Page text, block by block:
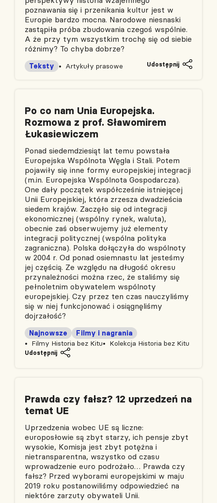
poznawania się i przenikania kultur jest w
Europie bardzo mocna. Narodowe niesnaski
zastąpiła próba zbudowania czegoś wspólnie.
A że przy tym wszystkim trochę się od siebie
różnimy? To chyba dobrze?
Teksty Artykuły prasowe Udostępnij
Po co nam Unia Europejska.
Rozmowa z prof. Sławomirem
Łukasiewiczem
Ponad siedemdziesiąt lat temu powstała
Europejska Wspólnota Węgla i Stali. Potem
pojawiły się inne formy europejskiej integracji
(m.in. Europejska Wspólnota Gospodarcza).
One dały początek współcześnie istniejącej
Unii Europejskiej, która zrzesza dwadzieścia
siedem krajów. Zaczęło się od integracji
ekonomicznej (wspólny rynek, waluta),
obecnie zaś obserwujemy już elementy
integracji politycznej (wspólna polityka
zagraniczna). Polska dołączyła do wspólnoty
w 2004 r. Od ponad osiemnastu lat jesteśmy
jej częścią. Ze względu na długość okresu
przynależności można rzec, że staliśmy się
pełnoletnim obywatelem wspólnoty
europejskiej. Czy przez ten czas nauczyliśmy
się w niej funkcjonować i osiągnęliśmy
dojrzałość?
Filmy Historia bez Kitu
Najnowsze
Filmy i nagrania
Kolekcja Historia bez Kitu
Udostępnij
Prawda czy fałsz? 12 uprzedzeń na
temat UE
Uprzedzenia wobec UE są liczne:
europosłowie są zbyt starzy, ich pensje zbyt
wysokie, Komisja jest zbyt potężna i
nietransparentna, wszystko od czasu
wprowadzenie euro podrożało… Prawda czy
fałsz? Przed wyborami europejskimi w maju
2019 roku postanowiliśmy odpowiedzieć na
niektóre zarzuty obywateli Unii.